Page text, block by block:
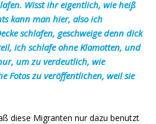
Wisst ihr eigentlich, wie heiß
kann man hier, also ich
schlafen, geschweige denn dick
ich schlafe ohne Klamotten, und
um zu verdeutlich, wie
Fotos zu veröffentlichen, weil sie
diese Migranten nur dazu benutzt